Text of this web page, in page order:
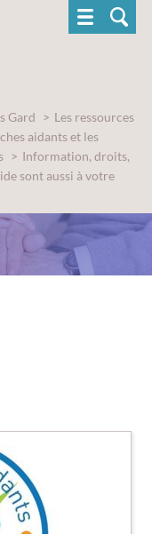
départemental
Gard
Les ressources
aidants et les
Information, droits,
sont aussi à votre